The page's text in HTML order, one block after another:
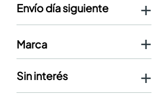
Morado
Naranjo
Rojo
Rosado
Surtido
marca
SEMBRAR COLOMBIA